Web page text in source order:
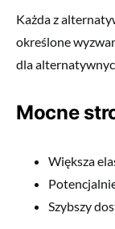
Każda z
określone
dla
Mocne
Większa
Szybszy